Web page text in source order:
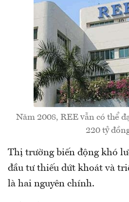
Năm 2008, REE vẫn có thể
220 tỷ
Thị trường biến động khó
đầu tư thiếu dứt khoát và
là hai nguyên chính.